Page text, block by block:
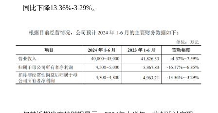
同比下降13.36%-3.29%。